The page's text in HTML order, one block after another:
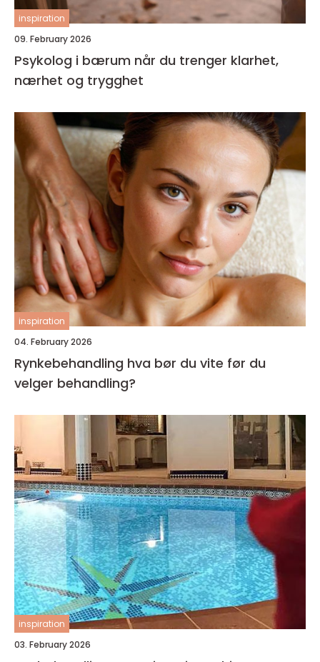
inspiration
09. February 2026
Psykolog i bærum når du trenger klarhet,
nærhet og trygghet
inspiration
04. February 2026
Rynkebehandling hva bør du vite før du
velger behandling?
inspiration
03. February 2026